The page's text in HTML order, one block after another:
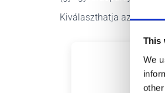
This
We
Kiválaszthatja az Önnek